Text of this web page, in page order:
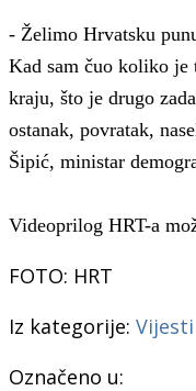
- Želimo Hrvatsku
Kad sam čuo koliko
kraju, što je drugo
ostanak, povratak,
Šipić, ministar
Videoprilog HRT-a
FOTO: HRT
Iz kategorije: Vijesti
Označeno u: